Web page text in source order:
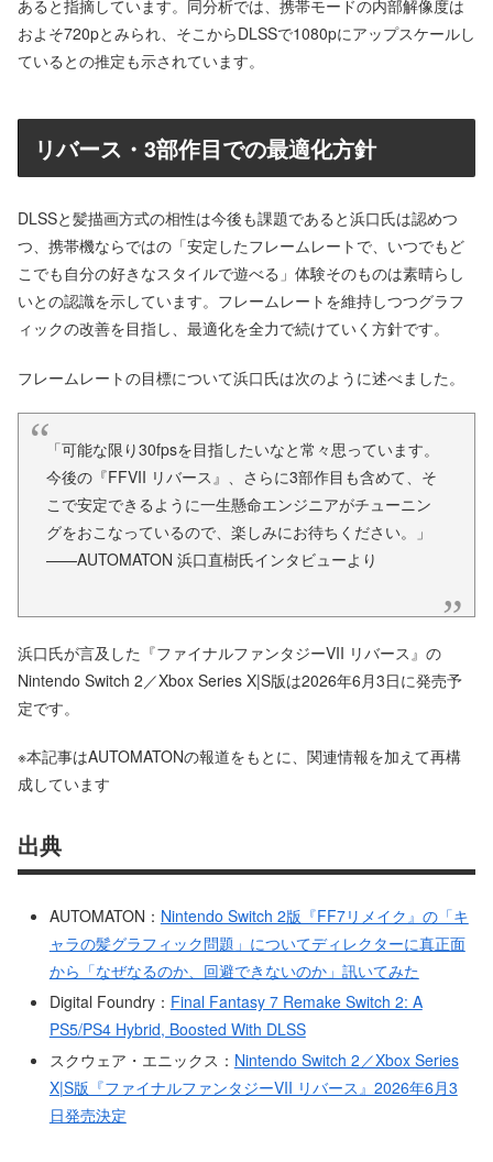
あると指摘しています。同分析では、携帯モードの内部解像度は
およそ720pとみられ、そこからDLSSで1080pにアップスケールし
ているとの推定も示されています。
リバース・3部作目での最適化方針
DLSSと髪描画方式の相性は今後も課題であると浜口氏は認めつ
つ、携帯機ならではの「安定したフレームレートで、いつでもど
こでも自分の好きなスタイルで遊べる」体験そのものは素晴らし
いとの認識を示しています。フレームレートを維持しつつグラフ
ィックの改善を目指し、最適化を全力で続けていく方針です。
フレームレートの目標について浜口氏は次のように述べました。
「可能な限り30fpsを目指したいなと常々思っています。
今後の『FFVII リバース』、さらに3部作目も含めて、そ
こで安定できるように一生懸命エンジニアがチューニン
グをおこなっているので、楽しみにお待ちください。」
——AUTOMATON 浜口直樹氏インタビューより
浜口氏が言及した『ファイナルファンタジーVII リバース』の
Nintendo Switch 2／Xbox Series X|S版は2026年6月3日に発売予
定です。
※本記事はAUTOMATONの報道をもとに、関連情報を加えて再構
成しています
出典
AUTOMATON： Nintendo Switch 2版『FF7リメイク』の「キ
ャラの髪グラフィック問題」についてディレクターに真正面
から「なぜなるのか、回避できないのか」訊いてみた
Digital Foundry： Final Fantasy 7 Remake Switch 2: A
PS5/PS4 Hybrid, Boosted With DLSS
スクウェア・エニックス： Nintendo Switch 2／Xbox Series
X|S版『ファイナルファンタジーVII リバース』2026年6月3
日発売決定